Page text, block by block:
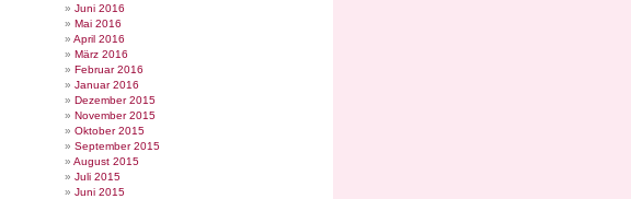
Juni 2016
Mai 2016
April 2016
März 2016
Februar 2016
Januar 2016
Dezember 2015
November 2015
Oktober 2015
September 2015
August 2015
Juli 2015
Juni 2015